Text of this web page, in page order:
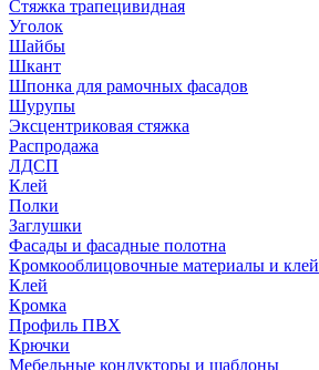
Стяжка трапецивидная
Уголок
Шайбы
Шкант
Шпонка для рамочных фасадов
Шурупы
Эксцентриковая стяжка
Распродажа
ЛДСП
Клей
Полки
Заглушки
Фасады и фасадные полотна
Кромкооблицовочные материалы и клей
Клей
Кромка
Профиль ПВХ
Крючки
Мебельные кондукторы и шаблоны